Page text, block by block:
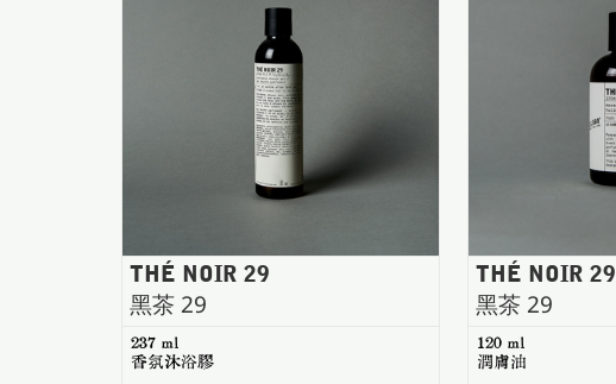
THÉ NOIR 29
黑茶 29
237 ml
香氛沐浴膠
THÉ NOIR 29
黑茶 29
120 ml
潤膚油